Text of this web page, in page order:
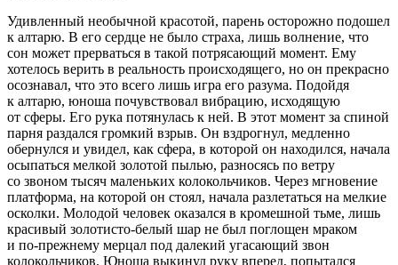
Удивленный необычной красотой, парень осторожно подошел
к алтарю. В его сердце не было страха, лишь волнение, что
сон может прерваться в такой потрясающий момент. Ему
хотелось верить в реальность происходящего, но он прекрасно
осознавал, что это всего лишь игра его разума. Подойдя
к алтарю, юноша почувствовал вибрацию, исходящую
от сферы. Его рука потянулась к ней. В этот момент за спиной
парня раздался громкий взрыв. Он вздрогнул, медленно
обернулся и увидел, как сфера, в которой он находился, начала
осыпаться мелкой золотой пылью, разносясь по ветру
со звоном тысяч маленьких колокольчиков. Через мгновение
платформа, на которой он стоял, начала разлетаться на мелкие
осколки. Молодой человек оказался в кромешной тьме, лишь
красивый золотисто-белый шар не был поглощен мраком
и по-прежнему мерцал под далекий угасающий звон
колокольчиков. Юноша выкинул руку вперед, попытался